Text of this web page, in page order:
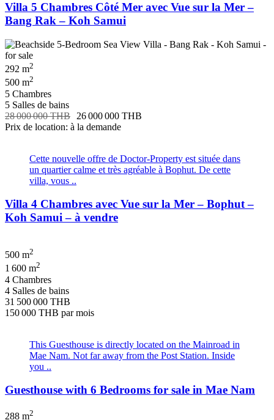
Villa 5 Chambres Côté Mer avec Vue sur la Mer –
Bang Rak – Koh Samui
292 m2
500 m2
5 Chambres
5 Salles de bains
28 000 000 THB
26 000 000 THB
Prix de location: à la demande
Cette nouvelle offre de Doctor-Property est située dans
un quartier calme et très agréable à Bophut. De cette
villa, vous ..
Villa 4 Chambres avec Vue sur la Mer – Bophut –
Koh Samui – à vendre
500 m2
1 600 m2
4 Chambres
4 Salles de bains
31 500 000 THB
150 000 THB par mois
This Guesthouse is directly located on the Mainroad in
Mae Nam. Not far away from the Post Station. Inside
you ..
Guesthouse with 6 Bedrooms for sale in Mae Nam
288 m2